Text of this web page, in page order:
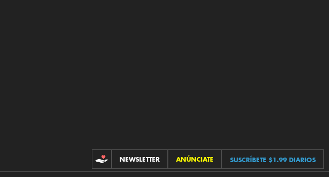
CONTRIBUCIONES
NEWSLETTER ANÚNCIATE SUSCRÍBETE $1.99 DIARIOS